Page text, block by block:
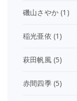
磯山さやか (1)
稲光亜依 (1)
萩田帆風(5)
赤間四季(5)